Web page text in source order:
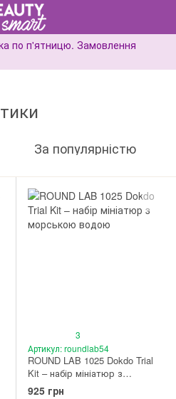
по п'ятницю. Замовлення
За популярністю
3
Артикул: roundlab54
ROUND LAB 1025 Dokdo Trial
Kit – набір мініатюр з
морською водою
925 грн